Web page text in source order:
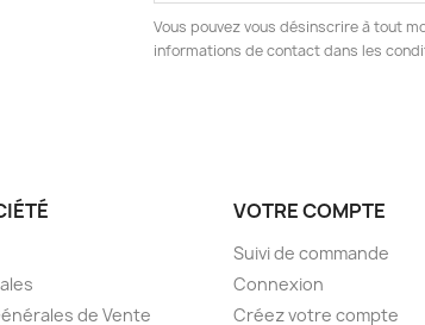
Vous pouvez vous désinscrire à tout
informations de contact dans les
de Vente
VOTRE COMPTE
Suivi de commande
Connexion
Créez votre compte